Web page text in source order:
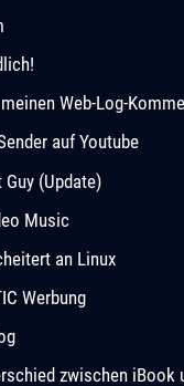
Web-Log-
auf Youtube
Guy (Update)
Music
an Linux
Werbung
zwischen iBook